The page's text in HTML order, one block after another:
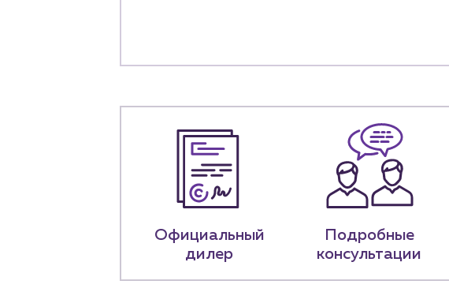
Пн – пт: 9:00 – 18:00
Официальный
дилер
Подробные
консультации